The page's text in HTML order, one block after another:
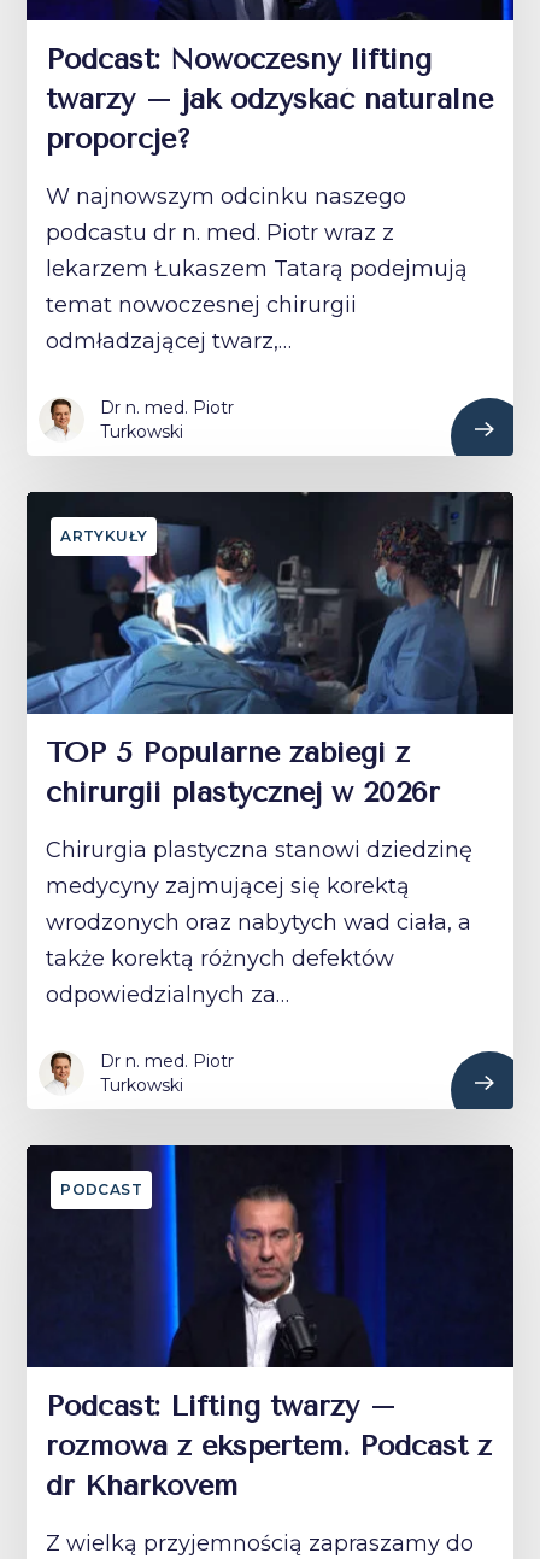
Podcast: Nowoczesny lifting
twarzy – jak odzyskać naturalne
proporcje?
W najnowszym odcinku naszego
podcastu dr n. med. Piotr wraz z
lekarzem Łukaszem Tatarą podejmują
temat nowoczesnej chirurgii
odmładzającej twarz,…
Dr n. med. Piotr
Turkowski
ARTYKUŁY
TOP 5 Popularne zabiegi z
chirurgii plastycznej w 2026r
Chirurgia plastyczna stanowi dziedzinę
medycyny zajmującej się korektą
wrodzonych oraz nabytych wad ciała, a
także korektą różnych defektów
odpowiedzialnych za…
Dr n. med. Piotr
Turkowski
PODCAST
Podcast: Lifting twarzy –
rozmowa z ekspertem. Podcast z
dr Kharkovem
Z wielką przyjemnością zapraszamy do